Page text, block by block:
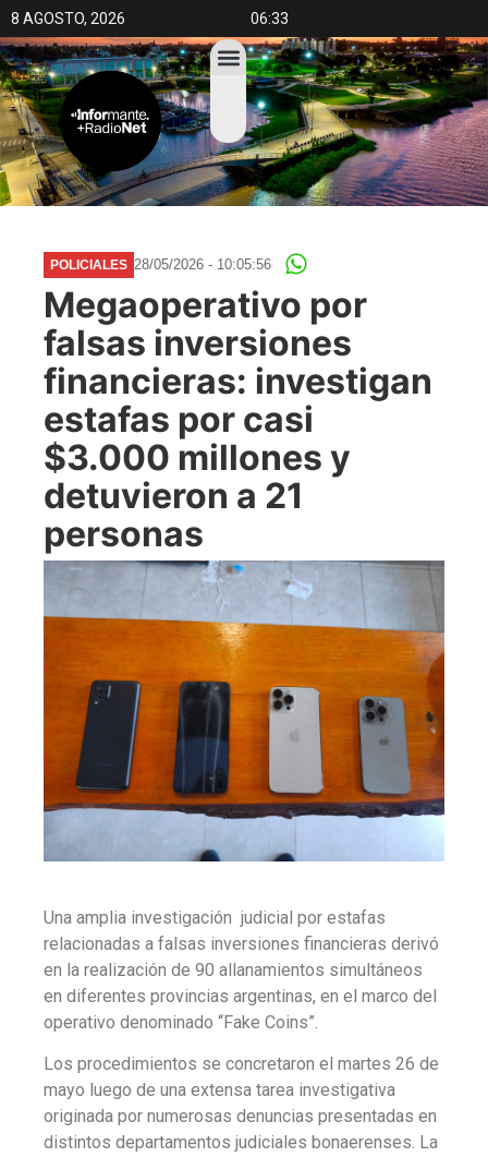
8 AGOSTO, 2026 06:33
POLICIALES 28/05/2026 - 10:05:56
Megaoperativo por
falsas inversiones
financieras: investigan
estafas por casi
$3.000 millones y
detuvieron a 21
personas
Una amplia investigación judicial por estafas
relacionadas a falsas inversiones financieras derivó
en la realización de 90 allanamientos simultáneos
en diferentes provincias argentinas, en el marco del
operativo denominado “Fake Coins”.
Los procedimientos se concretaron el martes 26 de
mayo luego de una extensa tarea investigativa
originada por numerosas denuncias presentadas en
distintos departamentos judiciales bonaerenses. La